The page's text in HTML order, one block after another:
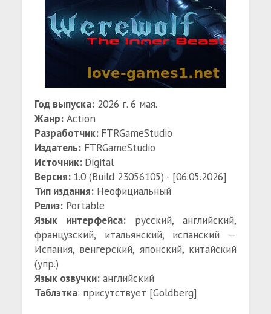
Год выпуска: 2026 г. 6 мая.
Жанр: Action
Разработчик: FTRGameStudio
Издатель: FTRGameStudio
Источник: Digital
Версия: 1.0 (Build 23056105) - [06.05.2026]
Тип издания: Неофициальный
Релиз: Portable
Язык интерфейса: русский, английский,
французский, итальянский, испанский —
Испания, венгерский, японский, китайский
(упр.)
Язык озвучки: английский
Таблэтка: присутствует [Goldberg]